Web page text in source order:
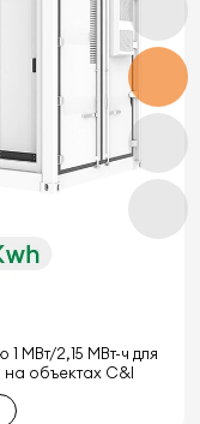
МВт/2,15 МВт-ч для
объектах C&I